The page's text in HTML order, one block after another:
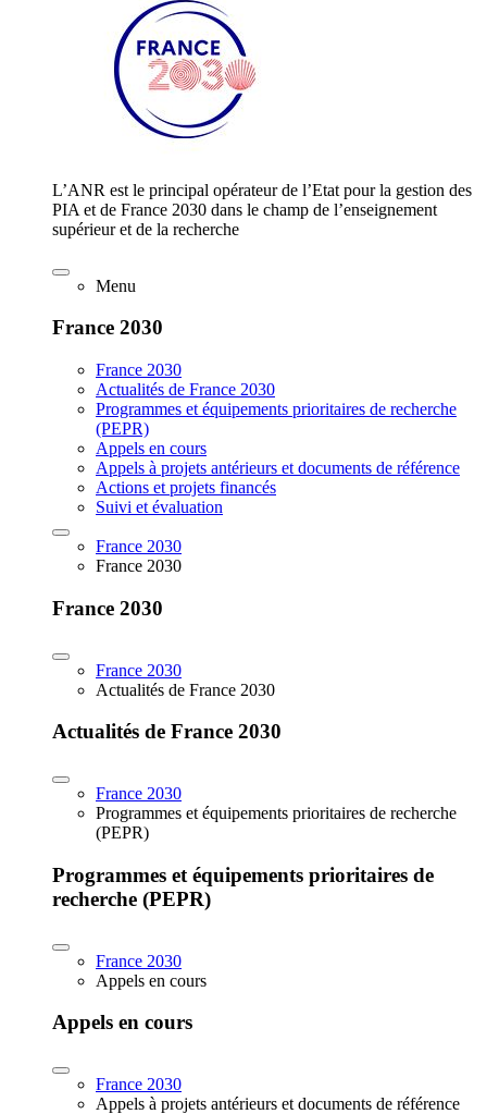
L’ANR est le principal opérateur de l’Etat pour la gestion des
PIA et de France 2030 dans le champ de l’enseignement
supérieur et de la recherche
Menu
France 2030
France 2030
Actualités de France 2030
Programmes et équipements prioritaires de recherche
(PEPR)
Appels en cours
Appels à projets antérieurs et documents de référence
Actions et projets financés
Suivi et évaluation
France 2030
France 2030
France 2030
France 2030
Actualités de France 2030
Actualités de France 2030
France 2030
Programmes et équipements prioritaires de recherche
(PEPR)
Programmes et équipements prioritaires de
recherche (PEPR)
France 2030
Appels en cours
Appels en cours
France 2030
Appels à projets antérieurs et documents de référence